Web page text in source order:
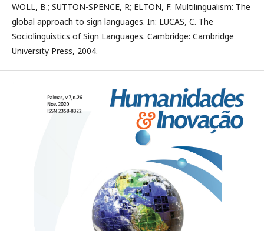
WOLL, B.; SUTTON-SPENCE, R; ELTON, F. Multilingualism: The
global approach to sign languages. In: LUCAS, C. The
Sociolinguistics of Sign Languages. Cambridge: Cambridge
University Press, 2004.